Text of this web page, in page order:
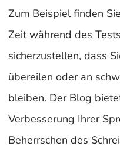
Zum Beispiel finden
Zeit während des
sicherzustellen, dass
übereilen oder an
bleiben. Der Blog
Verbesserung Ihrer
Beherrschen des